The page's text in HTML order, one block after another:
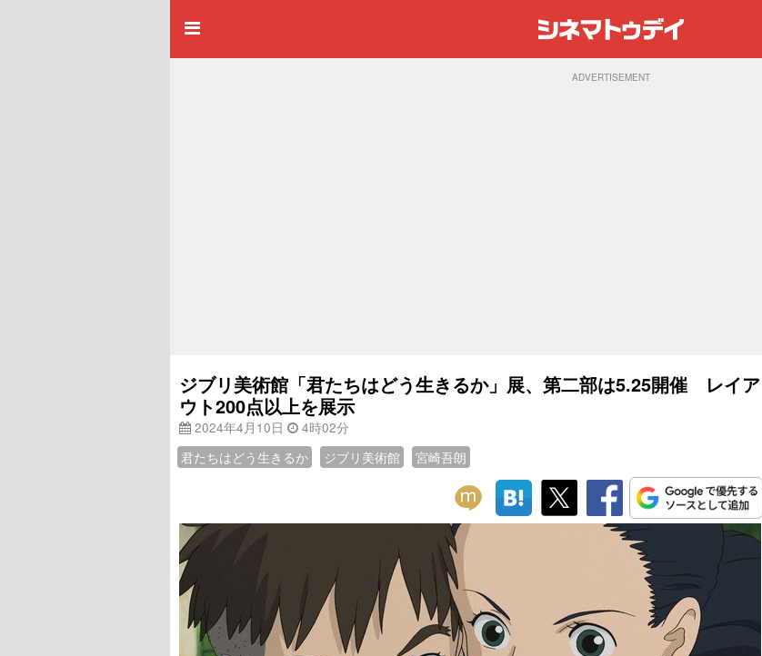
ADVERTISEMENT
ジブリ美術館「君たちはどう生きるか」展、第二部は5.25開催 レイア
ウト200点以上を展示
2024年4月10日
4時02分
君たちはどう生きるか
ジブリ美術館 宮崎吾朗